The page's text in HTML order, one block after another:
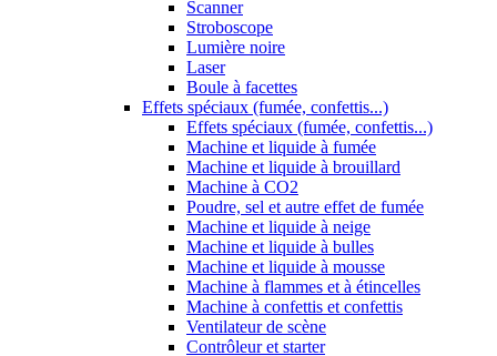
Scanner
Stroboscope
Lumière noire
Laser
Boule à facettes
Effets spéciaux (fumée, confettis...)
Effets spéciaux (fumée, confettis...)
Machine et liquide à fumée
Machine et liquide à brouillard
Machine à CO2
Poudre, sel et autre effet de fumée
Machine et liquide à neige
Machine et liquide à bulles
Machine et liquide à mousse
Machine à flammes et à étincelles
Machine à confettis et confettis
Ventilateur de scène
Contrôleur et starter